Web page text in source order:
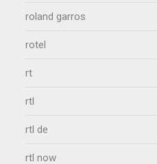
roland garros
rotel
rt
rtl
rtl de
rtl now